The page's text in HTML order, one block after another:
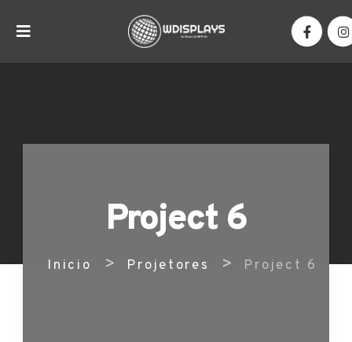
Project 6
Inicio > Projetores > Project 6